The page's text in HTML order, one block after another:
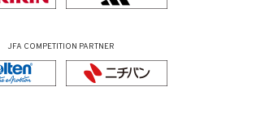
JFA COMPETITION PARTNER